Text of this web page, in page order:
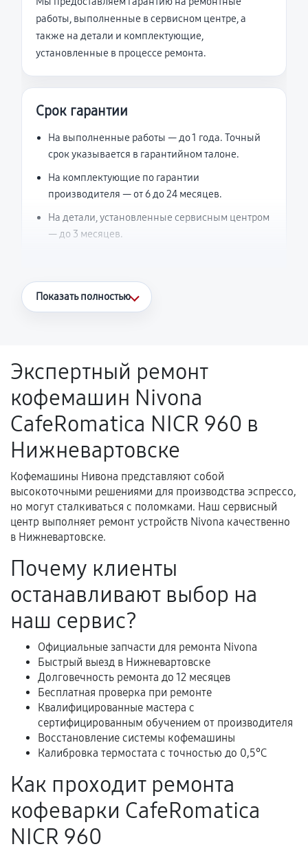
работы, выполненные в сервисном центре, а
также на детали и комплектующие,
установленные в процессе ремонта.
Срок гарантии
На выполненные работы — до 1 года. Точный
срок указывается в гарантийном талоне.
На комплектующие по гарантии
производителя — от 6 до 24 месяцев.
На детали, установленные сервисным центром
— до 3 месяцев.
Что считается гарантийным случаем
Поломка установленной детали при
нормальной эксплуатации в течение
гарантийного срока.
Несоответствие комплектующей заявленным
техническим характеристикам.
Документы для подтверждения
гарантии
Акт выполненных работ с датой, перечнем
услуг и сроком гарантии.
Документы на установленные комплектующие
и кассовый чек.
Расширенная гарантия
В некоторых случаях возможно оформление
расширенной гарантии. Стоимость, сроки и
условия продления согласовываются отдельно и
Когда гарантия не действует
Показать полностью
Экспертный ремонт
кофемашин Nivona
CafeRomatica NICR 960 в
Нижневартовске
Кофемашины Нивона представляют собой
высокоточными решениями для производства эспрессо,
но могут сталкиваться с поломками. Наш сервисный
центр выполняет ремонт устройств Nivona качественно
в Нижневартовске.
Почему клиенты
останавливают выбор на
наш сервис?
Официальные запчасти для ремонта Nivona
Быстрый выезд в Нижневартовске
Долговечность ремонта до 12 месяцев
Бесплатная проверка при ремонте
Квалифицированные мастера с
сертифицированным обучением от производителя
Восстановление системы кофемашины
Калибровка термостата с точностью до 0,5°C
Как проходит ремонта
кофеварки CafeRomatica
NICR 960